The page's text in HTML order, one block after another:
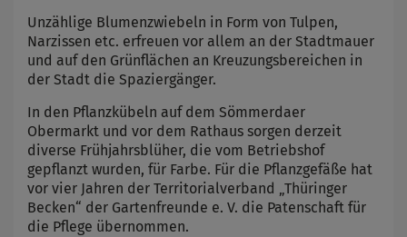
Unzählige Blumenzwiebeln in Form von Tulpen,
Narzissen etc. erfreuen vor allem an der Stadtmauer
und auf den Grünflächen an Kreuzungsbereichen in
der Stadt die Spaziergänger.
In den Pflanzkübeln auf dem Sömmerdaer
Obermarkt und vor dem Rathaus sorgen derzeit
diverse Frühjahrsblüher, die vom Betriebshof
gepflanzt wurden, für Farbe. Für die Pflanzgefäße hat
vor vier Jahren der Territorialverband „Thüringer
Becken“ der Gartenfreunde e. V. die Patenschaft für
die Pflege übernommen.